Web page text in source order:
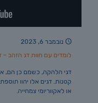
נובמבר 6, 2023
לומדים עם חוות דג הזהב –
דגי הלהקה, כשמם כן הם,
קטנות. דגים אלו יהוו
או לאקווריומי צמחייה.